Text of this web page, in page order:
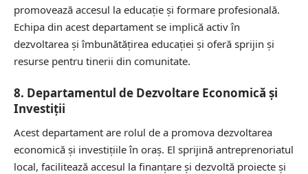
promovează accesul la educație și formare profesională.
Echipa din acest departament se implică activ în
dezvoltarea și îmbunătățirea educației și oferă sprijin și
resurse pentru tinerii din comunitate.
8. Departamentul de Dezvoltare Economică și
Investiții
Acest departament are rolul de a promova dezvoltarea
economică și investițiile în oraș. El sprijină antreprenoriatul
local, facilitează accesul la finanțare și dezvoltă proiecte și